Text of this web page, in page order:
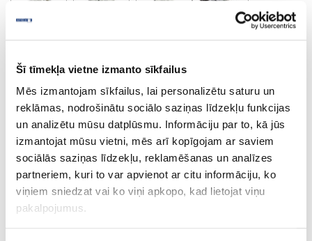
Šī tīmekļa vietne izmanto sīkfailus
Mēs izmantojam sīkfailus, lai personalizētu saturu un
reklāmas, nodrošinātu sociālo saziņas līdzekļu funkcijas
un analizētu mūsu datplūsmu. Informāciju par to, kā jūs
izmantojat mūsu vietni, mēs arī kopīgojam ar saviem
sociālās saziņas līdzekļu, reklamēšanas un analīzes
partneriem, kuri to var apvienot ar citu informāciju, ko
viņiem sniedzat vai ko viņi apkopo, kad lietojat viņu
pakalpojumus.
Glass door lock D-26mm
Ask question
Share product link